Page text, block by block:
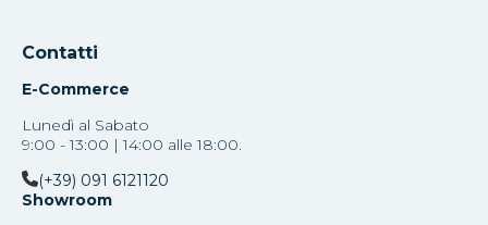
Contatti
E-Commerce
Lunedì al Sabato
9:00 - 13:00 | 14:00 alle 18:00.
(+39) 091 6121120
Showroom